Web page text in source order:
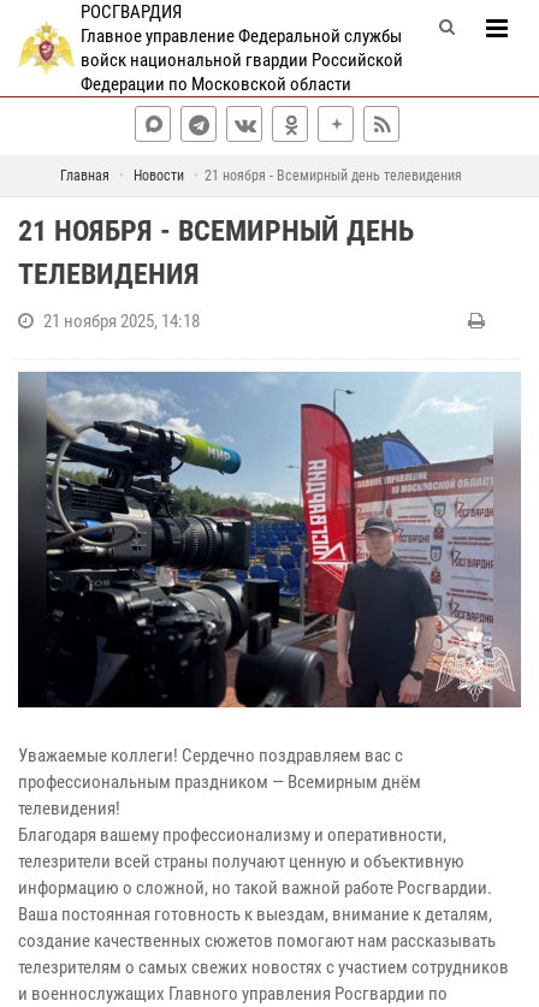
РОСГВАРДИЯ
Главное управление Федеральной службы
войск национальной гвардии Российской
Федерации по Московской области
Главная Новости 21 ноября - Всемирный день телевидения
21 НОЯБРЯ - ВСЕМИРНЫЙ ДЕНЬ
ТЕЛЕВИДЕНИЯ
21 ноября 2025, 14:18
Уважаемые коллеги! Сердечно поздравляем вас с
профессиональным праздником — Всемирным днём
телевидения!
Благодаря вашему профессионализму и оперативности,
телезрители всей страны получают ценную и объективную
информацию о сложной, но такой важной работе Росгвардии.
Ваша постоянная готовность к выездам, внимание к деталям,
создание качественных сюжетов помогают нам рассказывать
телезрителям о самых свежих новостях с участием сотрудников
и военнослужащих Главного управления Росгвардии по